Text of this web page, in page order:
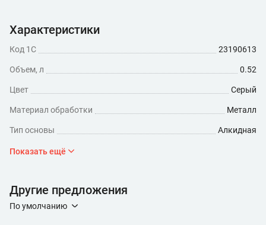
Характеристики
Код 1С 23190613
Объем, л 0.52
Цвет Серый
Материал обработки Металл
Тип основы Алкидная
Степень глянца
Время высыхания, ч
Показать ещё
Другие предложения
По умолчанию